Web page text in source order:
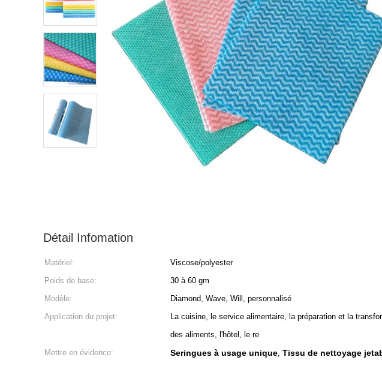
Détail Infomation
Matériel: Viscose/polyester
Poids de base:
30 à 60 gm
Modèle:
Diamond, Wave, Will, personnalisé
Application du projet:
La cuisine, le service alimentaire, la préparation et la
des aliments, l'hôtel, le re
Mettre en évidence: Seringues à usage unique, Tissu de nettoyage